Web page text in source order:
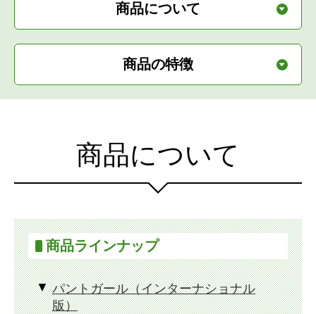
商品について
商品の特徴
商品について
商品ラインナップ
パントガール（インターナショナル
版）